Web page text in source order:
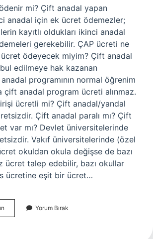
mi? Çift anadal yapan
anadal için ek ücret ödemezler;
kayıtlı oldukları ikinci anadal
gerekebilir. ÇAP ücreti ne
ücret ödeyecek miyim? Çift anadal
edilmeye hak kazanan
programının normal öğrenim
çift anadal program ücreti alınmaz.
ücretli mi? Çift anadal/yandal
Çift anadal paralı mı? Çift
var mı? Devlet üniversitelerinde
Vakıf üniversitelerinde (özel
okuldan okula değişse de bazı
ücret talep edebilir, bazı okullar
ücretine eşit bir ücret…
Yaparken
Yorum Bırak